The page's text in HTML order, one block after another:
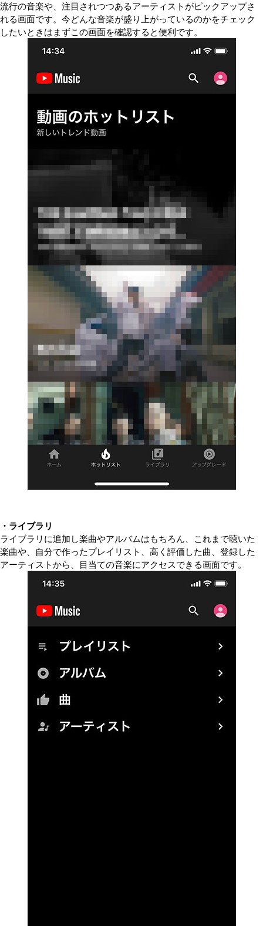
流行の音楽や、注目されつつあるアーティストがピックアップさ
れる画面です。今どんな音楽が盛り上がっているのかをチェック
したいときはまずこの画面を確認すると便利です。
・ライブラリ
ライブラリに追加し楽曲やアルバムはもちろん、これまで聴いた
楽曲や、自分で作ったプレイリスト、高く評価した曲、登録した
アーティストから、目当ての音楽にアクセスできる画面です。